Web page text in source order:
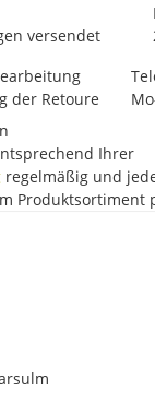
versendet
der Retoure
Ihrer
regelmäßig und
Produktsortiment